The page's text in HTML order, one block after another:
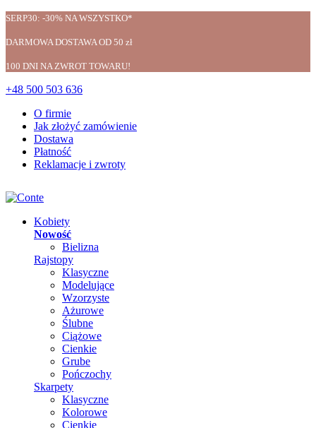
SERP30: -30% NA WSZYSTKO*
DARMOWA DOSTAWA OD 50 zł
100 DNI NA ZWROT TOWARU!
+48 500 503 636
O firmie
Jak złożyć zamówienie
Dostawa
Płatność
Reklamacje i zwroty
Kobiety
Nowość
Bielizna
Rajstopy
Klasyczne
Modelujące
Wzorzyste
Ażurowe
Ślubne
Ciążowe
Cienkie
Grube
Pończochy
Skarpety
Klasyczne
Kolorowe
Cienkie